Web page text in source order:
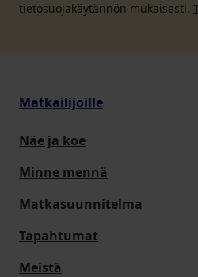
tietosuojakäytännön mukaisesti.
Matkailijoille
Näe ja koe
Minne mennä
Matkasuunnitelma
Tapahtumat
Meistä